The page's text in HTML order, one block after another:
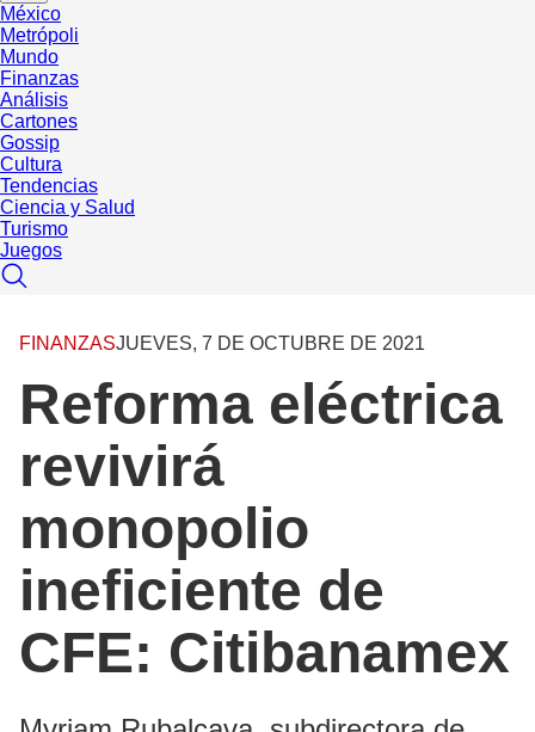
México
Metrópoli
Mundo
Finanzas
Análisis
Cartones
Gossip
Cultura
Tendencias
Ciencia y Salud
Turismo
Juegos
FINANZASJUEVES, 7 DE OCTUBRE DE 2021
Reforma eléctrica
revivirá
monopolio
ineficiente de
CFE: Citibanamex